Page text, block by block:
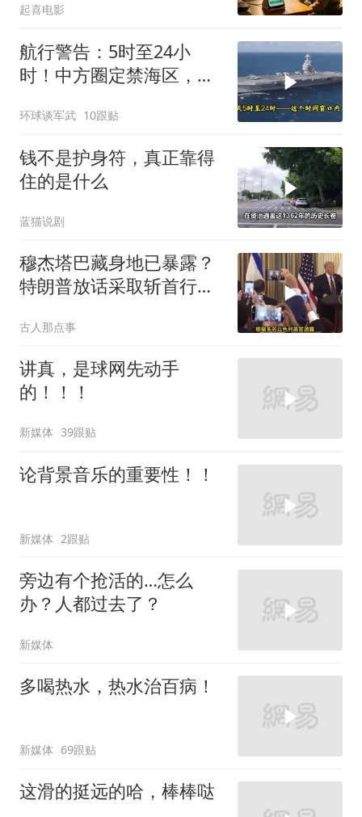
起喜电影
航行警告：5时至24小
时！中方圈定禁海区，美
权已定
环球谈军武 10跟贴
钱不是护身符，真正靠得
住的是什么
蓝猫说剧
穆杰塔巴藏身地已暴露？
特朗普放话采取斩首行
古人那点事
讲真，是球网先动手
的！！！
新媒体 39跟贴
论背景音乐的重要性！！
新媒体 2跟贴
旁边有个抢活的…怎么
办？人都过去了？
新媒体
多喝热水，热水治百病！
新媒体 69跟贴
这滑的挺远的哈，棒棒哒